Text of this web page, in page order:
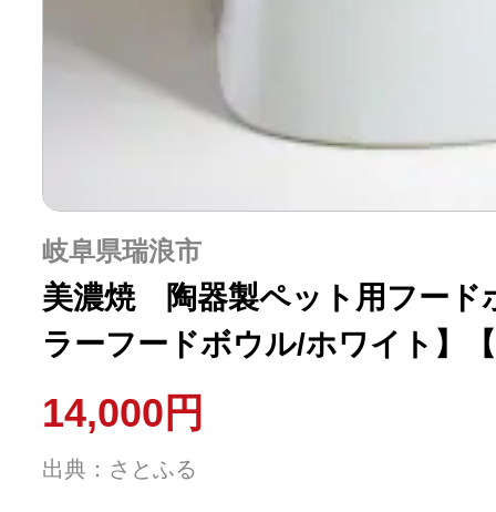
岐阜県瑞浪市
美濃焼 陶器製ペット用フード
ラーフードボウル/ホワイト】
14,000円
出典：さとふる